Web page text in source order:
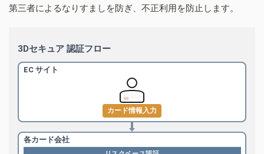
第三者によるなりすましを防ぎ、不正利用を防止します。
3Dセキュア 認証フロー
EC サイト
カード情報入力
各カード会社